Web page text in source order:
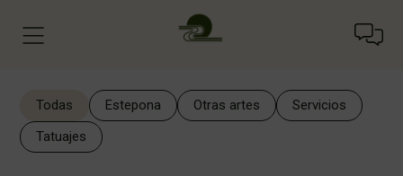
Todas Estepona Otras artes
Servicios
Tatuajes